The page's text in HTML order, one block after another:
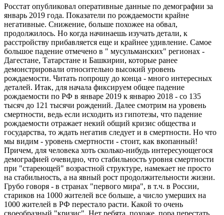
Росстат опубликовал оперативные данные по демографии за
январь 2019 года. Показатели по рождаемости крайне
негативные. Снижение, больше похожее на обвал,
продолжилось. Но когда начинаешь изучать детали, к
расстройству прибавляется еще и крайнее удивление. Самое
большое падение отмечено в " мусульманских" регионах -
Дагестане, Татарстане и Башкирии, которые ранее
демонстрировали относительно высокий уровень
рождаемости. Читать попрошу до конца - много интересных
деталей. Итак, для начала фиксируем общее падение
рождаемости по РФ в январе 2019 к январю 2018 - со 135
тысяч до 121 тысячи рождений. Далее смотрим на уровень
смертности, ведь если исходить из гипотезы, что падение
рождаемости отражает некий общий кризис общества и
государства, то ждать негатив следует и в смертности. Но что
мы видим - уровень смертности - стоит, как вкопанный!
Причем, для человека хоть сколько-нибудь интересующегося
демографией очевидно, что стабильность уровня смертности
при "стареющей" возрастной структуре, намекает не просто
на стабильность, а на явный рост продолжительности жизни.
Грубо говоря - в странах "первого мира", в т.ч. в России,
стариков на 1000 жителей все больше, а число умерших на
1000 жителей в РФ перестало расти. Какой то очень
своеобразный "кризис". Нет ребята, похоже, пора перестать